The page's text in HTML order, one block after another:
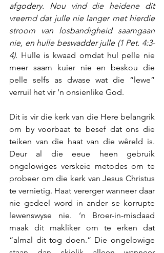
afgodery. Nou vind die heidene dit
vreemd dat julle nie langer met hierdie
stroom van losbandigheid saamgaan
nie, en hulle beswadder julle (1 Pet. 4:3-
4). Hulle is kwaad omdat hul pelle nie
meer saam kuier nie en beskou die
pelle selfs as dwase wat die “lewe”
verruil het vir ‘n onsienlike God.
Dit is vir die kerk van die Here belangrik
om by voorbaat te besef dat ons die
teiken van die haat van die wêreld is.
Deur al die eeue heen gebruik
ongelowiges verskeie metodes om te
probeer om die kerk van Jesus Christus
te vernietig. Haat vererger wanneer daar
nie gedeel word in ander se korrupte
lewenswyse nie. ‘n Broer-in-misdaad
maak dit makliker om te erken dat
“almal dit tog doen.” Die ongelowige